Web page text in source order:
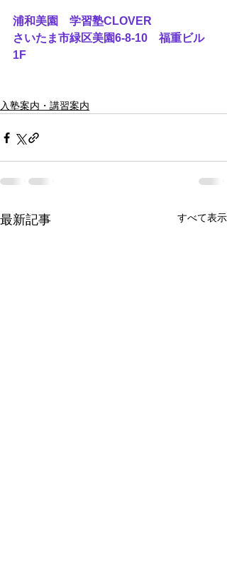
浦和美園　学習塾CLOVER
さいたま市緑区美園6-8-10　福重ビル
1F
入塾案内・講習案内
最新記事 すべて表示